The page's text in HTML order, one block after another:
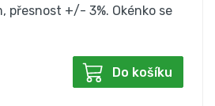
přesnost +/- 3%. Okénko se
Do košíku